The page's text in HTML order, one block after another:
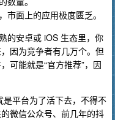
市面上的应用极度匮乏。
的安卓或 iOS 生态里，你
因为竞争者有几万个。但
可能就是“官方推荐”，因
是平台为了活下去，不得不
微信公众号、前几年的抖